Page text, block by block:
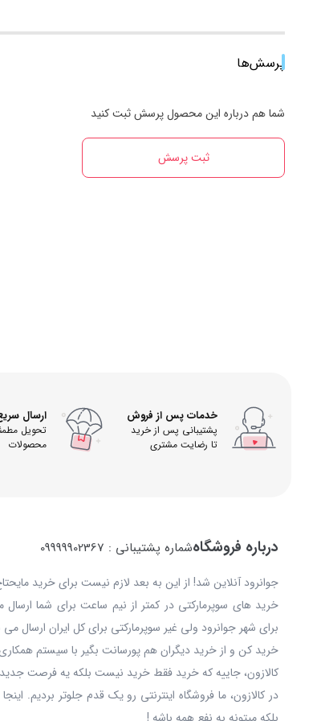
پرسش‌ها
شما هم درباره این محصول پرسش ثبت کنید
ثبت پرسش
خدمات پس از فروش
پشتیبانی پس از خرید
تا رضایت مشتری
ارسال
تحویل
محصولات
درباره فروشگاهشماره پشتیبانی : 09999902367
جوانرود آنلاین شد! از این به بعد لازم نیست برای خرید
خرید های سوپرمارکتی در کمتر از نیم ساعت برای شما
برای شهر جوانرود ولی غیر سوپرمارکتی برای کل ایران ارسال
خرید کن و از خرید دیگران هم پورسانت بگیر با سیستم
کالازون، جاییه که خرید فقط خرید نیست بلکه یه فرصت
در کالازون، ما فروشگاه اینترنتی رو یک قدم جلوتر بردیم.